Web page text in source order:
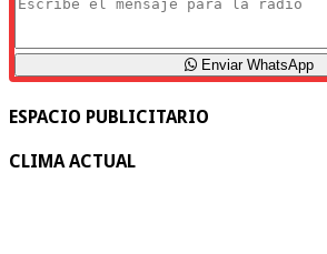
Enviar WhatsApp
ESPACIO PUBLICITARIO
CLIMA ACTUAL